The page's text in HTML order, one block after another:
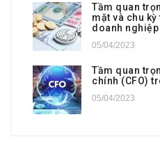
Tầm quan
mặt và chu
doanh nghiệp
05/04/2023
Tầm quan
chính (CFO)
05/04/2023